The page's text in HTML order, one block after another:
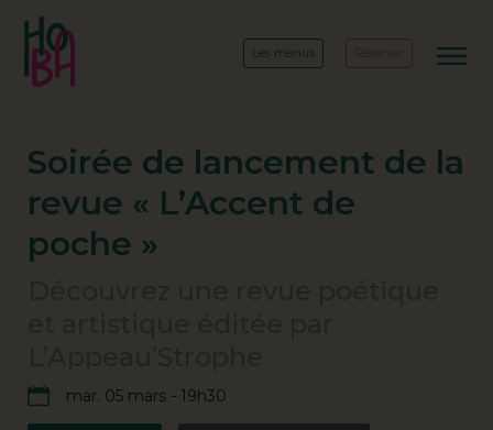
Les menus Réserver
Soirée de lancement de la
revue « L’Accent de
poche »
mar. 05 mars - 19h30